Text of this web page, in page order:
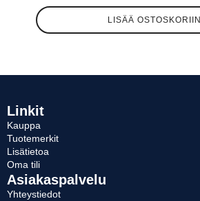
LISÄÄ OSTOSKORIIN
Linkit
Kauppa
Tuotemerkit
Lisätietoa
Oma tili
Asiakaspalvelu
Yhteystiedot